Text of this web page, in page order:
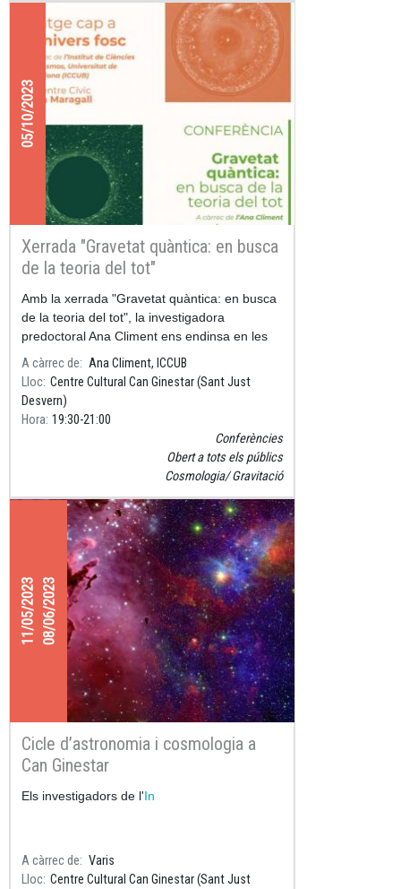
05/10/2023
Xerrada "Gravetat quàntica: en busca
de la teoria del tot"
Amb la xerrada "Gravetat quàntica: en busca
de la teoria del tot", la investigadora
predoctoral Ana Climent ens endinsa en les
profunditats del nostre univers, per a
coneixe'n alguns dels misteris
A càrrec de
Ana Climent, ICCUB
Lloc Centre Cultural Can Ginestar (Sant Just
Desvern)
Hora 19:30 21:00
Conferències
Obert a tots els públics
Cosmologia Gravitació
11/05/202308/06/2023
Cicle d’astronomia i cosmologia a
Can Ginestar
Els investigadors de l'In
A càrrec de
Varis
Lloc Centre Cultural Can Ginestar (Sant Just